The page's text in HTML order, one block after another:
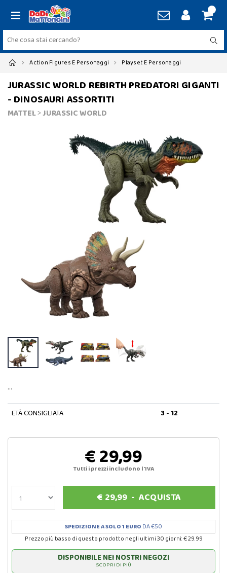
Action Figures E Personaggi Playset E Personaggi
JURASSIC WORLD REBIRTH PREDATORI GIGANTI
- DINOSAURI ASSORTITI
MATTEL>JURASSIC WORLD
…
ETÀ CONSIGLIATA 3 - 12
€ 29,99
Tutti i prezzi includono l'IVA
€ 29,99 -ACQUISTA
SPEDIZIONE A SOLO 1 EURO DA €50
Prezzo più basso di questo prodotto negli ultimi 30 giorni: € 29.99
DISPONIBILE NEI NOSTRI NEGOZI
SCOPRI DI PIÙ